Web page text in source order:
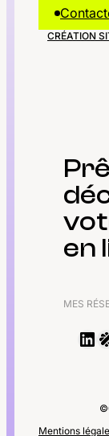
CRÉATION
en
MES
Mentions